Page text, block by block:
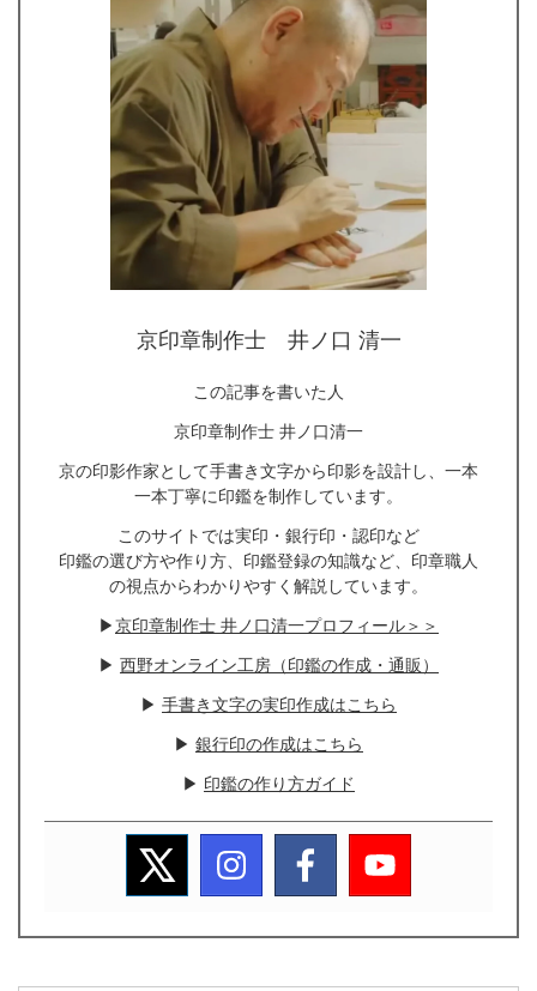
京印章制作士 井ノ口 清一
この記事を書いた人
京印章制作士 井ノ口清一
京の印影作家として手書き文字から印影を設計し、一本
一本丁寧に印鑑を制作しています。
このサイトでは実印・銀行印・認印など
印鑑の選び方や作り方、印鑑登録の知識など、印章職人
の視点からわかりやすく解説しています。
▶京印章制作士 井ノ口清一プロフィール＞＞
▶ 西野オンライン工房（印鑑の作成・通販）
▶ 手書き文字の実印作成はこちら
▶ 銀行印の作成はこちら
▶ 印鑑の作り方ガイド